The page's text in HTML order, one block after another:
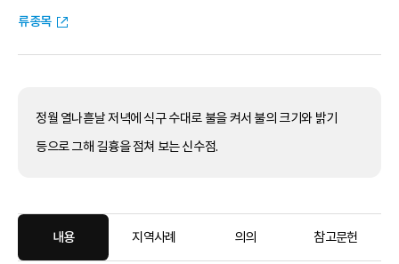
류종목
정월 열나흗날 저녁에 식구 수대로 불을 켜서 불의 크기와 밝기
등으로 그해 길흉을 점쳐 보는 신수점.
내용 지역사례 의의 참고문헌